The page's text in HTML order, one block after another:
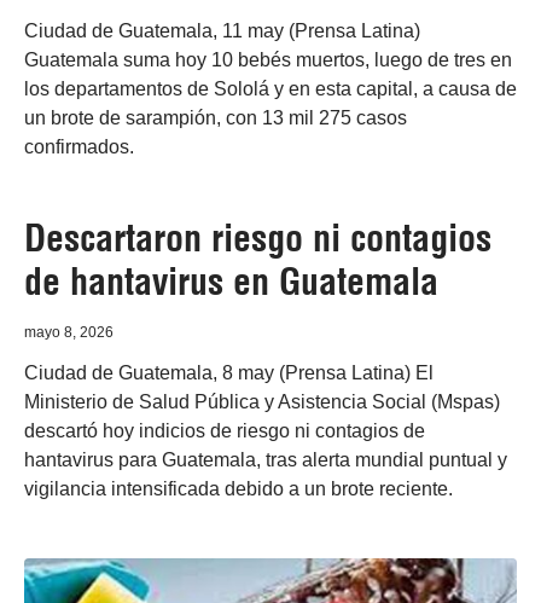
Ciudad de Guatemala, 11 may (Prensa Latina)
Guatemala suma hoy 10 bebés muertos, luego de tres en
los departamentos de Sololá y en esta capital, a causa de
un brote de sarampión, con 13 mil 275 casos
confirmados.
Descartaron riesgo ni contagios
de hantavirus en Guatemala
mayo 8, 2026
Ciudad de Guatemala, 8 may (Prensa Latina) El
Ministerio de Salud Pública y Asistencia Social (Mspas)
descartó hoy indicios de riesgo ni contagios de
hantavirus para Guatemala, tras alerta mundial puntual y
vigilancia intensificada debido a un brote reciente.